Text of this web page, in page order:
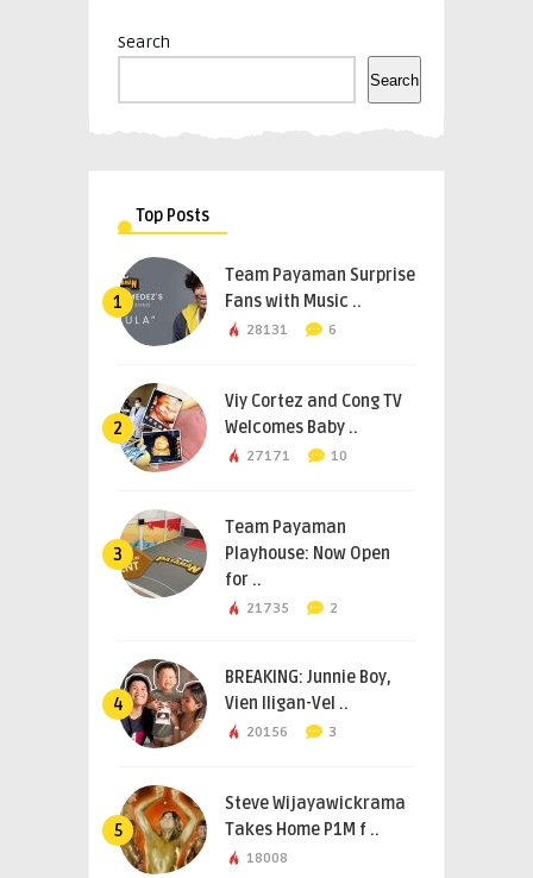
Search
Search
Top Posts
1
Team Payaman Surprise
Fans with Music ..
28131 6
2
Viy Cortez and Cong TV
Welcomes Baby ..
27171 10
3
Team Payaman
Playhouse: Now Open
for ..
21735 2
4
BREAKING: Junnie Boy,
Vien Iligan-Vel ..
20156 3
5
Steve Wijayawickrama
Takes Home P1M f ..
18008